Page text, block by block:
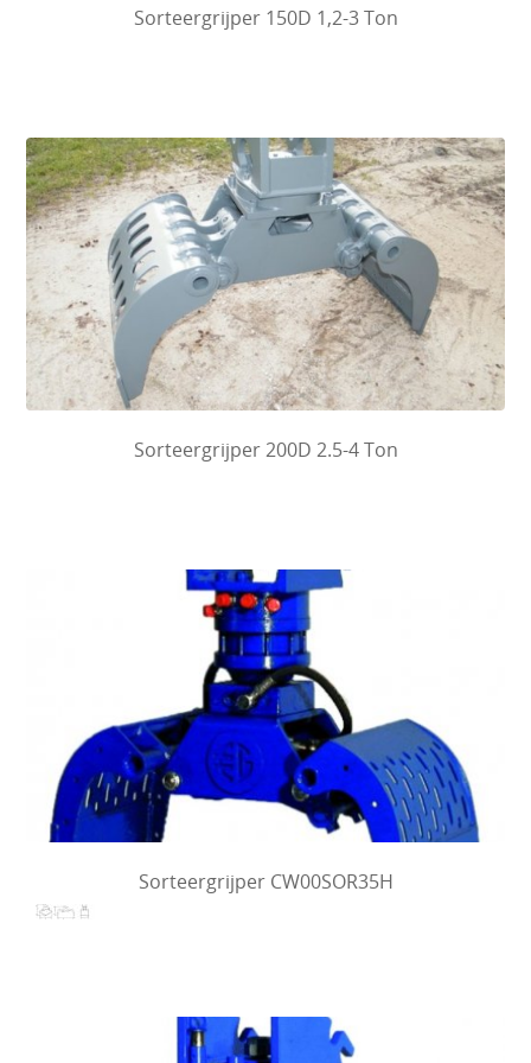
Sorteergrijper 150D 1,2-3 Ton
Sorteergrijper 200D 2.5-4 Ton
Sorteergrijper CW00SOR35H